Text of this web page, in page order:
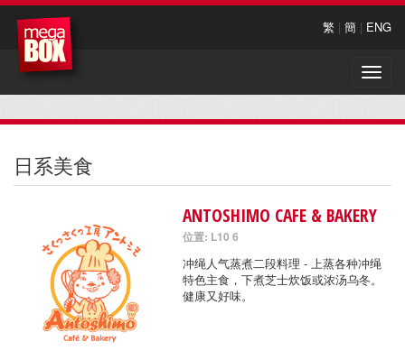
繁 | 簡 | ENG
Toggle
日系美食
ANTOSHIMO CAFE & BAKERY
位置: L10 6
冲绳人气蒸煮二段料理 - 上蒸各种冲绳
特色主食，下煮芝士炊饭或浓汤乌冬。
健康又好味。